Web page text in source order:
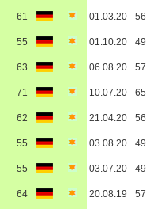
61 01.03.20 56
55 01.10.20 49
63 06.08.20 57
71 10.07.20 65
62 21.04.20 56
55 03.08.20 49
55 03.07.20 49
64 20.08.19 57